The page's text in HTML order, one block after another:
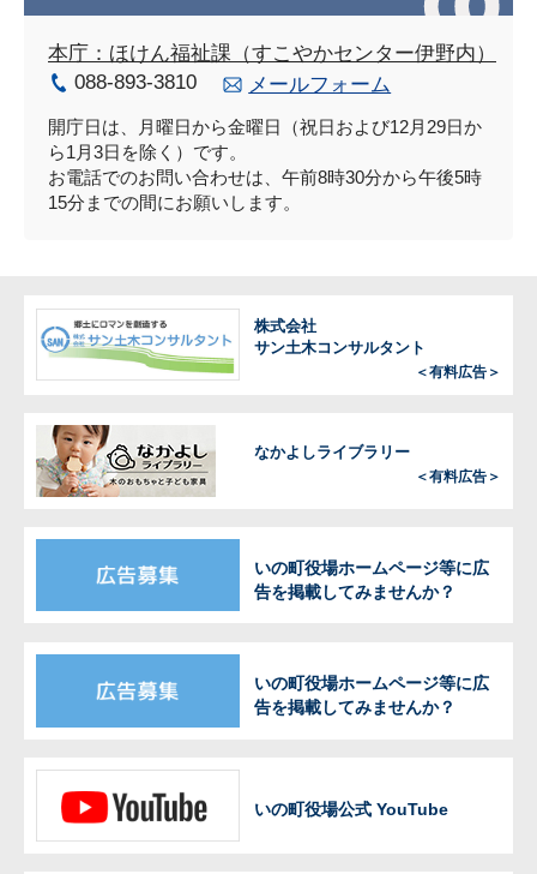
本庁：ほけん福祉課（すこやかセンター伊野内）
088-893-3810
メールフォーム
開庁日は、月曜日から金曜日（祝日および12月29日か
ら1月3日を除く）です。
お電話でのお問い合わせは、午前8時30分から午後5時
15分までの間にお願いします。
株式会社
サン土木コンサルタント
＜有料広告＞
なかよしライブラリー
＜有料広告＞
いの町役場ホームページ等に広
告を掲載してみませんか？
いの町役場ホームページ等に広
告を掲載してみませんか？
いの町役場公式 YouTube